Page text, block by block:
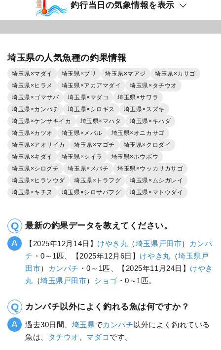
釣行当日の気象情報を表示
埼玉県の人気魚種の釣果情報
埼玉県×マダイ 埼玉県×ブリ 埼玉県×マアジ
埼玉県×カサゴ
埼玉県×ヒラメ
埼玉県×アカアマダイ
埼玉県×タチウオ
埼玉県×ゴマサバ
埼玉県×マダコ
埼玉県×サワラ
埼玉県×カンパチ
埼玉県×シロギス
埼玉県×スズキ
埼玉県×ケンサキイカ
埼玉県×マハタ
埼玉県×キハダ
埼玉県×カツオ
埼玉県×メバル
埼玉県×オニカサゴ
埼玉県×アオリイカ
埼玉県×マゴチ
埼玉県×クロダイ
埼玉県×キダイ
埼玉県×シイラ
埼玉県×ホウボウ
埼玉県×シログチ
埼玉県×メバチ
埼玉県×ウッカリカサゴ
埼玉県×ヒラソウダ
埼玉県×トラフグ
埼玉県×ムシガレイ
埼玉県×キチヌ
埼玉県×シロサバフグ 埼玉県×マトウダイ
最新の釣果データを教えてください。
【2025年12月14日】 けやき丸 （埼玉県 戸田市）
カンパ
チ ・0～1匹、【2025年12月6日】 けやき丸 （埼玉県 戸
田市） カンパチ ・0～1匹、【2025年11月24日】 けやき
丸 （埼玉県 戸田市） ショゴ ・0～1匹。
カンパチ以外によく釣れる魚は何ですか？
過去30日間、 埼玉県でカンパチ以外によく釣れている
魚は、
タチウオ マダコ です。